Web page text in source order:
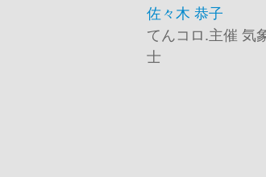
佐々木 恭子
てんコロ.主催 気
士